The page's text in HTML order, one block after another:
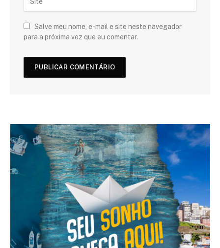
Salve meu nome, e-mail e site neste navegador
para a próxima vez que eu comentar.